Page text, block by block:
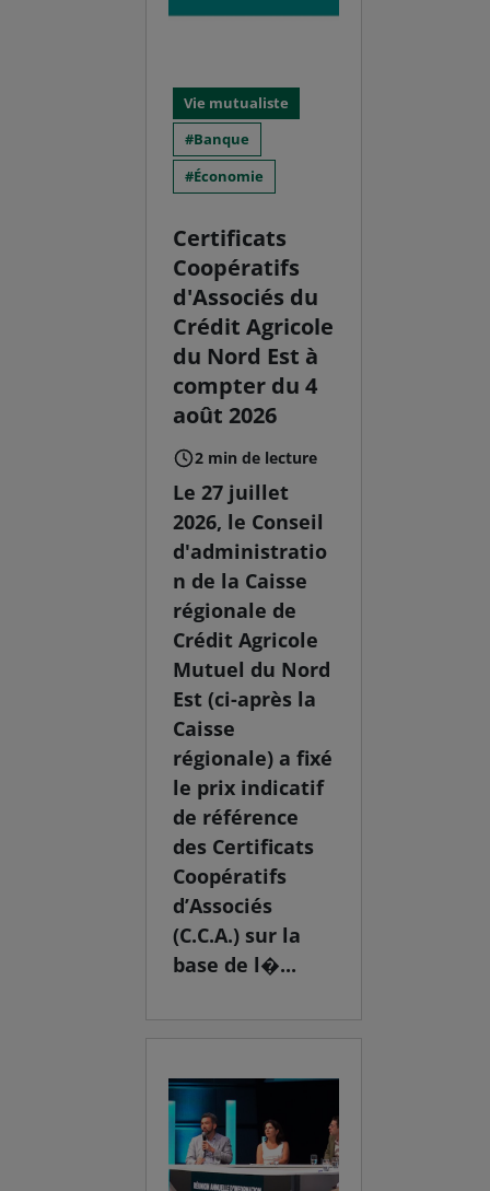
Vie mutualiste
Banque
Économie
Certificats
Coopératifs
d'Associés du
Crédit Agricole
du Nord Est à
compter du 4
août 2026
2 min de lecture
Le 27 juillet
2026, le Conseil
d'administratio
n de la Caisse
régionale de
Crédit Agricole
Mutuel du Nord
Est (ci-après la
Caisse
régionale) a fixé
le prix indicatif
de référence
des Certificats
Coopératifs
d’Associés
(C.C.A.) sur la
base de l�...